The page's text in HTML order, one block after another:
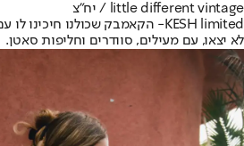
little different vintage / יח"צ
KESH limited- הקאמבק שכולנו חיכינו לו
לא יצאו, עם מעילים, סוודרים וחליפות סאטן.